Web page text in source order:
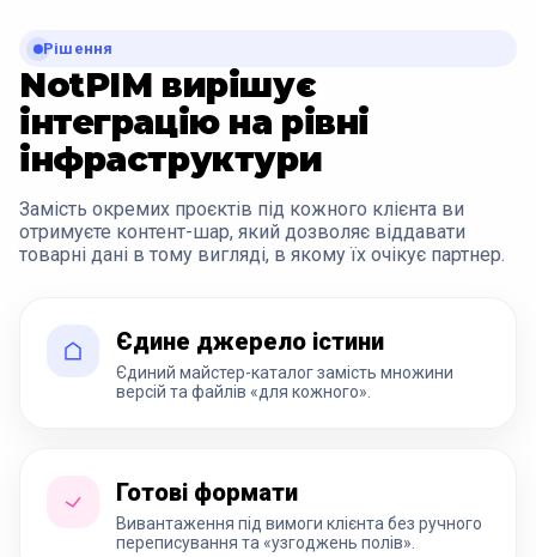
Рішення
NotPIM вирішує
інтеграцію на рівні
інфраструктури
Замість окремих проєктів під кожного клієнта ви
отримуєте контент-шар, який дозволяє віддавати
товарні дані в тому вигляді, в якому їх очікує партнер.
Єдине джерело істини
Єдиний майстер-каталог замість множини
версій та файлів «для кожного».
Готові формати
Вивантаження під вимоги клієнта без ручного
переписування та «узгоджень полів».